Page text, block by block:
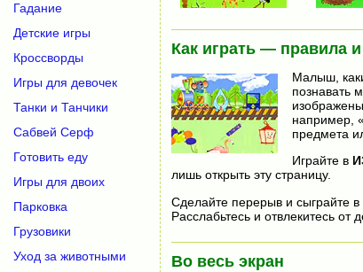
Как играть — правила
Малыш,
познавать
например,
предмета
Играйте в
лишь открыть эту страницу.
Сделайте перерыв и сыграйте в
Расслабьтесь и отвлекитесь от
Во весь экран
Гадание
Детские игры
Кроссворды
Игры для девочек
Танки и Танчики
Сабвей Серф
Готовить еду
Игры для двоих
Парковка
Грузовики
Уход за животными